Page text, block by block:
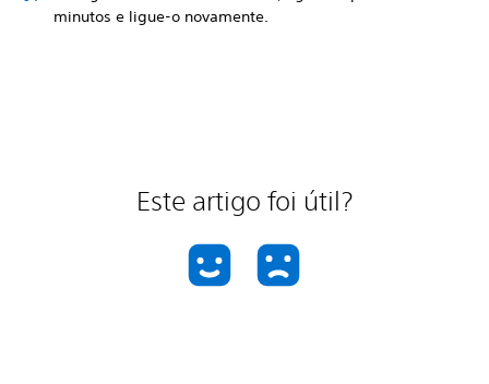
minutos e ligue-o novamente.
Este artigo foi útil?